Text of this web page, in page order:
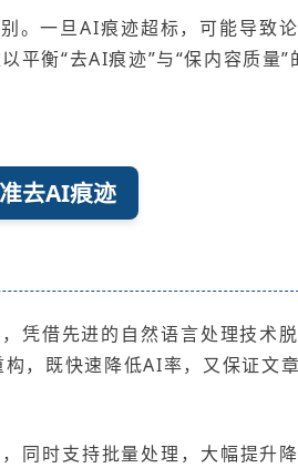
一旦AI痕迹超标，可能导致论
衡“去AI痕迹”与“保内容质量”
去AI痕迹
借先进的自然语言处理技术
，既快速降低AI率，又保证文
同时支持批量处理，大幅提升